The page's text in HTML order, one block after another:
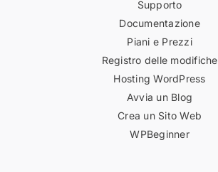
Supporto
Documentazione
Piani e Prezzi
Registro delle modifiche
Hosting WordPress
Avvia un Blog
Crea un Sito Web
WPBeginner